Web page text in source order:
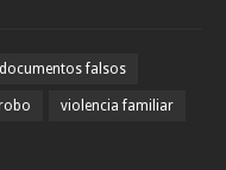
documentos falsos
violencia familiar